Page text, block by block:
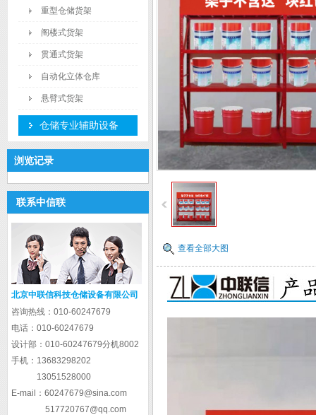
重型仓储货架
阁楼式货架
贯通式货架
自动化立体仓库
悬臂式货架
仓储专业辅助设备
浏览记录
联系中信联
北京中联信科技仓储设备有限公司
咨询热线： 010-60247679
电话： 010-60247679
设计部： 010-60247679分机8002
手机： 13683298202
13051528000
E-mail： 60247679@sina.com
517720767@qq.com
查看全部大图